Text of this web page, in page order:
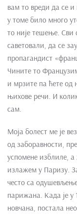
вам то вреди да се
у томе било много
то није тешење. Сви
саветовали, да се
пропагандист
Чините то
и мрзите па ћете
њихове речи. И
сам.
Моја болест ме је
од заборавности,
успомене изблиле,
излажем у Паризу.
често са
парижана. Када је у
новчана, постала